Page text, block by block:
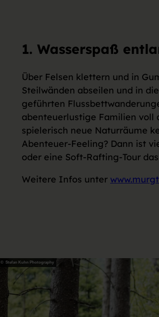
1. Wasserspaß
Über Felsen klettern und in
Steilwänden abseilen und in
geführten
abenteuerlustige Familien voll
spielerisch neue Naturräume
Abenteuer-Feeling? Dann ist
oder eine Soft-Rafting-Tour
Weitere Infos unter
© Stefan Kuhn Photography